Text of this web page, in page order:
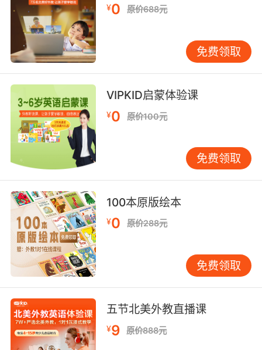
¥0 原价688元
免费领取
VIPKID启蒙体验课
¥0 原价100元
免费领取
100本原版绘本
¥0 原价288元
免费领取
五节北美外教直播课
¥9 原价888元